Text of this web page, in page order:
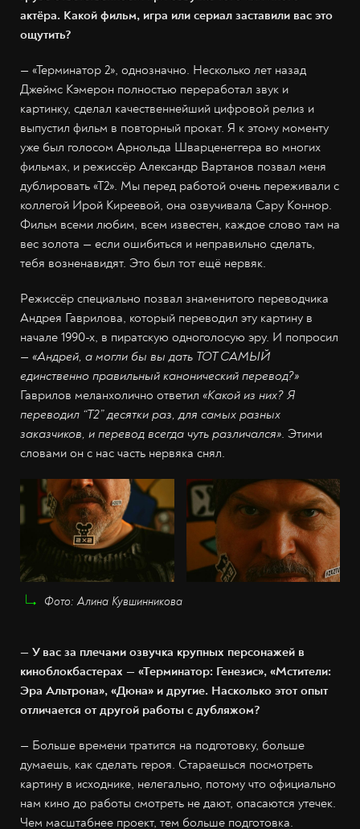
актёра. Какой фильм, игра или сериал заставили вас это
ощутить?
— «Терминатор 2», однозначно. Несколько лет назад
Джеймс Кэмерон полностью переработал звук и
картинку, сделал качественнейший цифровой релиз и
выпустил фильм в повторный прокат. Я к этому моменту
уже был голосом Арнольда Шварценеггера во многих
фильмах, и режиссёр Александр Вартанов позвал меня
дублировать «Т2». Мы перед работой очень переживали с
коллегой Ирой Киреевой, она озвучивала Сару Коннор.
Фильм всеми любим, всем известен, каждое слово там на
вес золота — если ошибиться и неправильно сделать,
тебя возненавидят. Это был тот ещё нервяк.
Режиссёр специально позвал знаменитого переводчика
Андрея Гаврилова, который переводил эту картину в
начале 1990-х, в пиратскую одноголосую эру. И попросил
— «Андрей, а могли бы вы дать ТОТ САМЫЙ
единственно правильный канонический перевод?»
Гаврилов меланхолично ответил «Какой из них? Я
переводил “Т2” десятки раз, для самых разных
заказчиков, и перевод всегда чуть различался». Этими
словами он с нас часть нервяка снял.
Фото: Алина Кувшинникова
— У вас за плечами озвучка крупных персонажей в
киноблокбастерах — «Терминатор: Генезис», «Мстители:
Эра Альтрона», «Дюна» и другие. Насколько этот опыт
отличается от другой работы с дубляжом?
— Больше времени тратится на подготовку, больше
думаешь, как сделать героя. Стараешься посмотреть
картину в исходнике, нелегально, потому что официально
нам кино до работы смотреть не дают, опасаются утечек.
Чем масштабнее проект, тем больше подготовка.